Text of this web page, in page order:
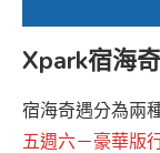
Xpark宿海
宿海奇遇分為兩
五週六－豪華版